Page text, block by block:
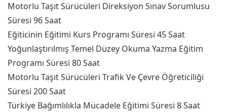
Motorlu Taşıt Sürücüleri Direksiyon Sınav Sorumlusu
Süresi 96 Saat
Eğiticinin Eğitimi Kurs Programı Süresi 45 Saat
Yoğunlaştırılmış Temel Düzey Okuma Yazma Eğitim
Programı Süresi 80 Saat
Motorlu Taşıt Sürücüleri Trafik Ve Çevre Öğreticiliği
Süresi 200 Saat
Türkiye Bağımlılıkla Mücadele Eğitimi Süresi 8 Saat